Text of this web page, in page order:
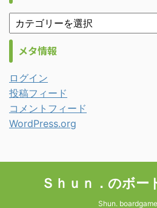
メタ情報
ログイン
投稿フィード
コメントフィード
WordPress.org
Ｓｈｕｎ．のボー
Shun.